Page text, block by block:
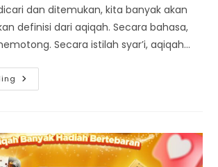
dan ditemukan, kita banyak akan
definisi dari aqiqah. Secara bahasa,
Secara istilah syar’i, aqiqah…
Apa
Itu
Aqiqah